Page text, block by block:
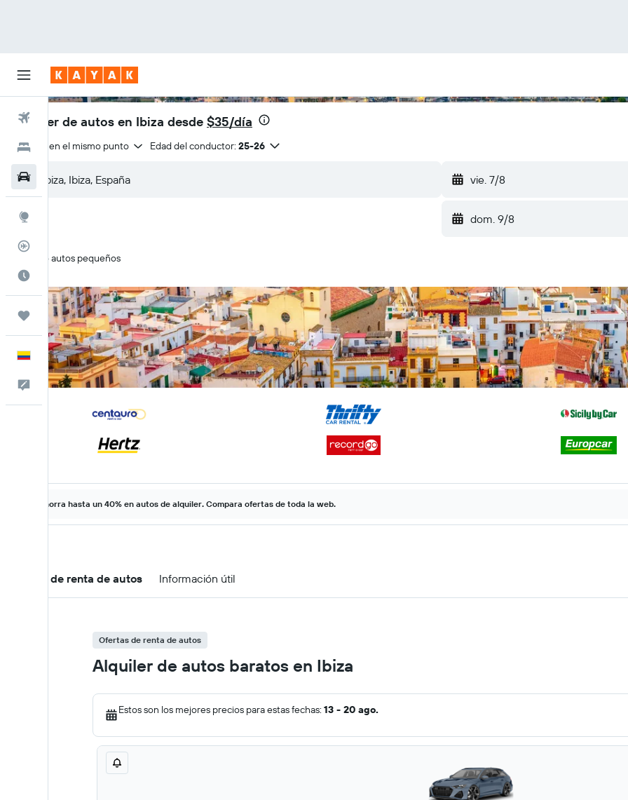
Vuelos
Hoteles
Autos
Trips
Español
Comentarios
Alquiler de autos en Ibiza desde $35/día
Entrega en el mismo punto Edad del conductor: 25-26
vie. 7/8
dom. 9/8
Solo autos pequeños
Ahorra hasta un 40% en autos de alquiler. Compara ofertas de toda la web.
Ofertas de renta de autos Información útil
Ofertas de renta de autos
Alquiler de autos baratos en Ibiza
Estos son los mejores precios para estas fechas: 13 - 20 ago.